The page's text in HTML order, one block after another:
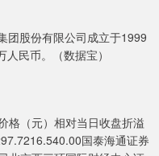
股份有限公司成立于1999
民币。（数据宝）
格（元）相对当日收盘折溢
国泰海通证券